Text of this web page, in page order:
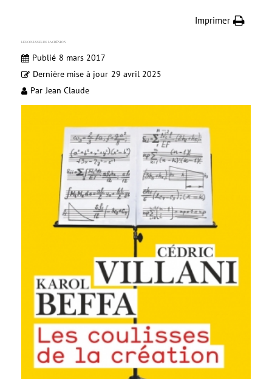
Imprimer
LES COULSSES DE LA CRÉATON
Publié 8 mars 2017
Dernière mise à jour 29 avril 2025
Par Jean Claude